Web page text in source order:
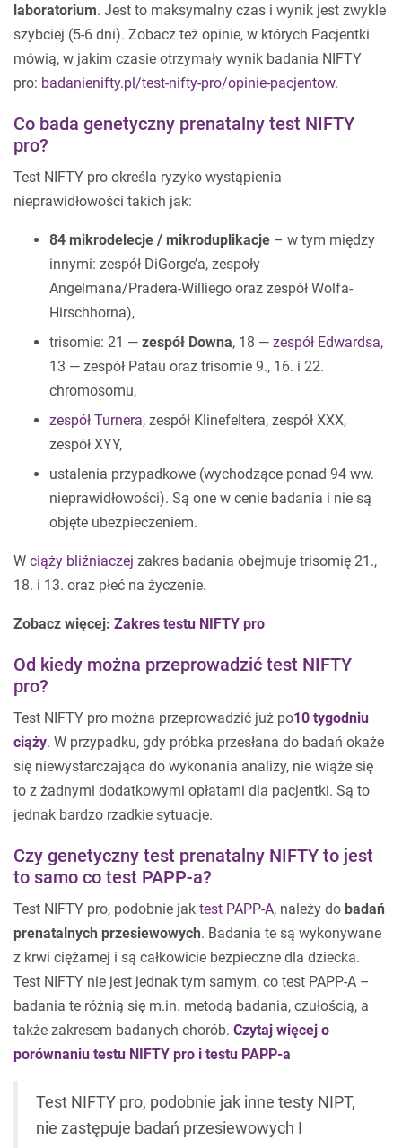
laboratorium. Jest to maksymalny czas i wynik jest zwykle
szybciej (5-6 dni). Zobacz też opinie, w których Pacjentki
mówią, w jakim czasie otrzymały wynik badania NIFTY
pro: badanienifty.pl/test-nifty-pro/opinie-pacjentow.
Co bada genetyczny prenatalny test NIFTY
pro?
Test NIFTY pro określa ryzyko wystąpienia
nieprawidłowości takich jak:
84 mikrodelecje / mikroduplikacje – w tym między
innymi: zespół DiGorge’a, zespoły
Angelmana/Pradera-Williego oraz zespół Wolfa-
Hirschhorna),
trisomie: 21 — zespół Downa, 18 — zespół Edwardsa,
13 — zespół Patau oraz trisomie 9., 16. i 22.
chromosomu,
zespół Turnera, zespół Klinefeltera, zespół XXX,
zespół XYY,
ustalenia przypadkowe (wychodzące ponad 94 ww.
nieprawidłowości). Są one w cenie badania i nie są
objęte ubezpieczeniem.
W ciąży bliźniaczej zakres badania obejmuje trisomię 21.,
18. i 13. oraz płeć na życzenie.
Zobacz więcej: Zakres testu NIFTY pro
Od kiedy można przeprowadzić test NIFTY
pro?
Test NIFTY pro można przeprowadzić już po10 tygodniu
ciąży. W przypadku, gdy próbka przesłana do badań okaże
się niewystarczająca do wykonania analizy, nie wiąże się
to z żadnymi dodatkowymi opłatami dla pacjentki. Są to
jednak bardzo rzadkie sytuacje.
Czy genetyczny test prenatalny NIFTY to jest
to samo co test PAPP-a?
Test NIFTY pro, podobnie jak test PAPP-A, należy do badań
prenatalnych przesiewowych. Badania te są wykonywane
z krwi ciężarnej i są całkowicie bezpieczne dla dziecka.
Test NIFTY nie jest jednak tym samym, co test PAPP-A –
badania te różnią się m.in. metodą badania, czułością, a
także zakresem badanych chorób. Czytaj więcej o
porównaniu testu NIFTY pro i testu PAPP-a
Test NIFTY pro, podobnie jak inne testy NIPT,
nie zastępuje badań przesiewowych I